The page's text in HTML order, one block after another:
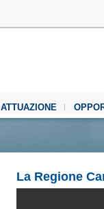
ATTUAZIONE
La Regione